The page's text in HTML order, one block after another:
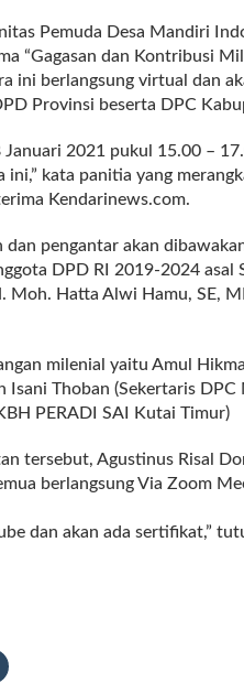
Pemuda Desa Mandiri
“Gagasan dan Kontribusi
ini berlangsung virtual dan
Provinsi beserta DPC
Januari 2021 pukul 15.00 –
ini,” kata panitia yang
Kendarinews.com.
dan pengantar akan
DPD RI 2019-2024 asal
Moh. Hatta Alwi Hamu, SE,
milenial yaitu Amul
Isani Thoban (Sekertaris DPC
PERADI SAI Kutai Timur)
tersebut, Agustinus Risal
berlangsung Via Zoom
dan akan ada sertifikat,”